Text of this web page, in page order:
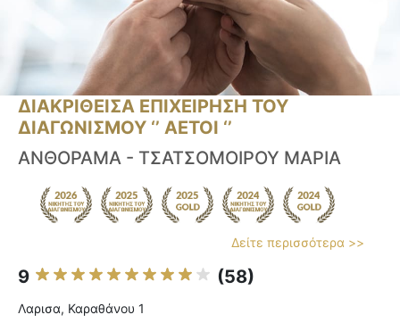
ΔΙΑΚΡΙΘΕΙΣΑ ΕΠΙΧΕΙΡΗΣΗ ΤΟΥ
ΔΙΑΓΩΝΙΣΜΟΥ ‘’ ΑΕΤΟΙ ‘’
ΑΝΘΟΡΑΜΑ - ΤΣΑΤΣΟΜΟΙΡΟΥ ΜΑΡΙΑ
Δείτε περισσότερα >>
9 (58)
Λαρισα, Καραθάνου 1